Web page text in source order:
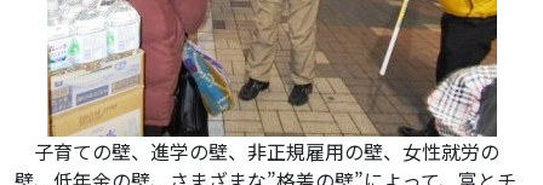
子育ての壁、進学の壁、非正規雇用の壁、女性就労の